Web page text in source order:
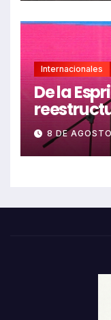
Internacionales
De la
en
valores
8 DE